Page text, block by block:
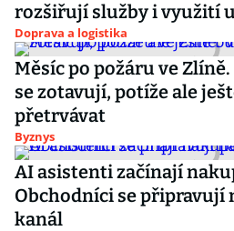
rozšiřují služby i využití
Doprava a logistika
Měsíc po požáru ve
se zotavují, potíže ale
přetrvávat
Byznys
AI asistenti začínají
Obchodníci se připravují
kanál